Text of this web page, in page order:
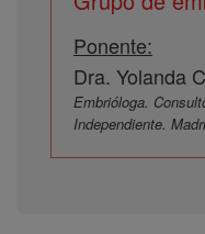
Ponente:
Dra. Yolanda
Embrióloga.
Independiente.